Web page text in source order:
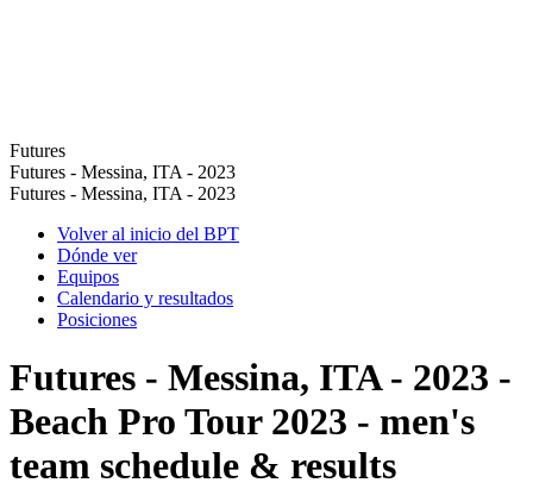
Futures
Futures - Messina, ITA - 2023
Futures - Messina, ITA - 2023
Volver al inicio del BPT
Dónde ver
Equipos
Calendario y resultados
Posiciones
Futures - Messina, ITA - 2023 -
Beach Pro Tour 2023 - men's
team schedule & results